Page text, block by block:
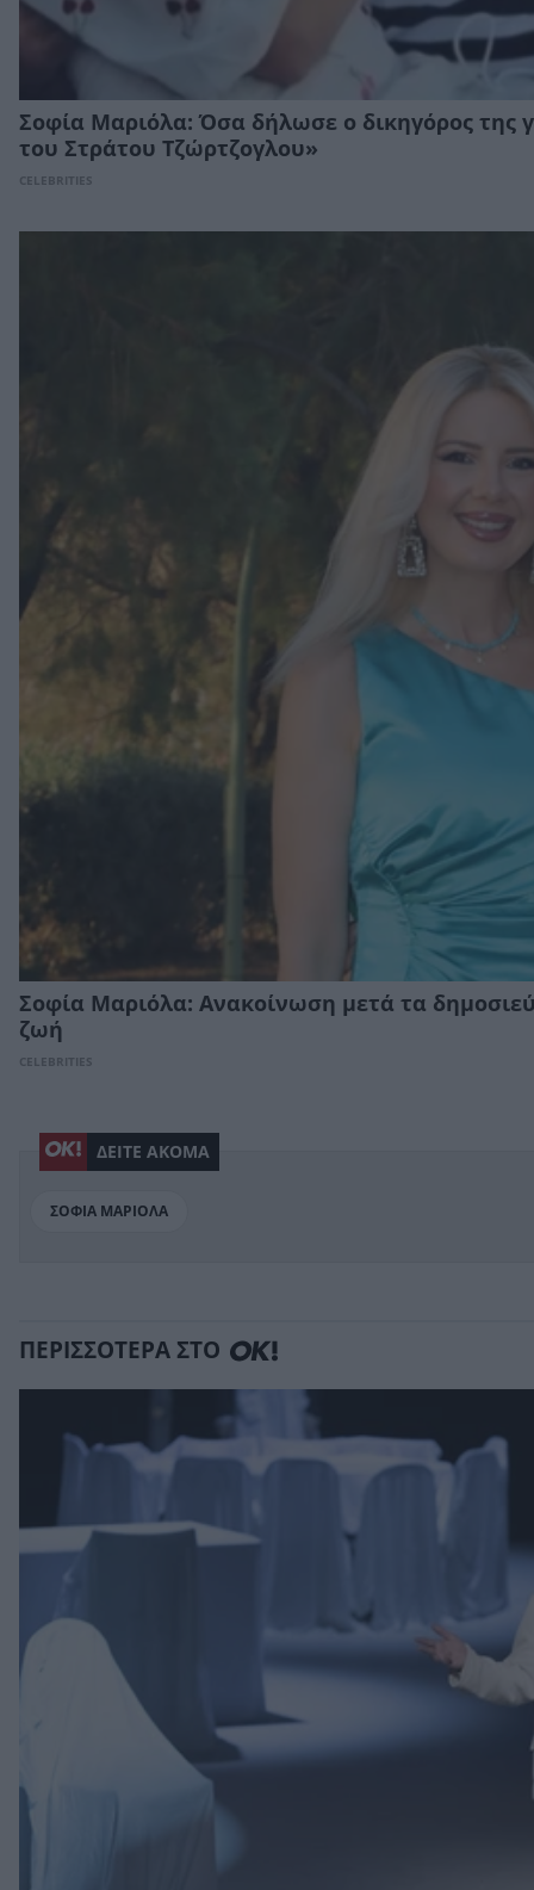
Σοφία Μαριόλα: Όσα δήλωσε ο δικηγόρος της
του Στράτου Τζώρτζογλου»
CELEBRITIES
Σοφία Μαριόλα: Ανακοίνωση μετά τα
ζωή
CELEBRITIES
ΔΕΙΤΕ ΑΚΟΜΑ
ΣΟΦΙΑ ΜΑΡΙΟΛΑ
ΠΕΡΙΣΣΟΤΕΡΑ ΣΤΟ